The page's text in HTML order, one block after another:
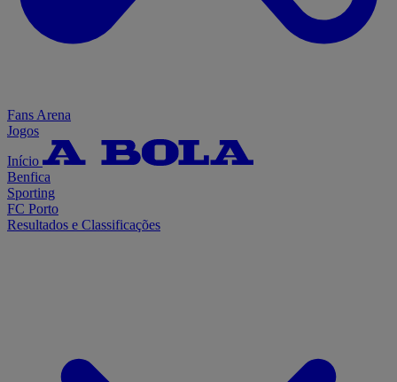
Fans Arena
Jogos
Início
Benfica
Sporting
FC Porto
Resultados e Classificações